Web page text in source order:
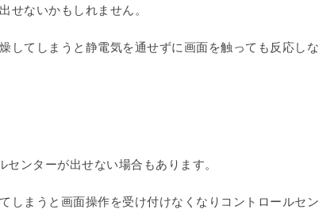
ないかもしれません。
してしまうと静電気を通せずに画面を触っても反応しな
ンターが出せない場合もあります。
しまうと画面操作を受け付けなくなりコントロールセン